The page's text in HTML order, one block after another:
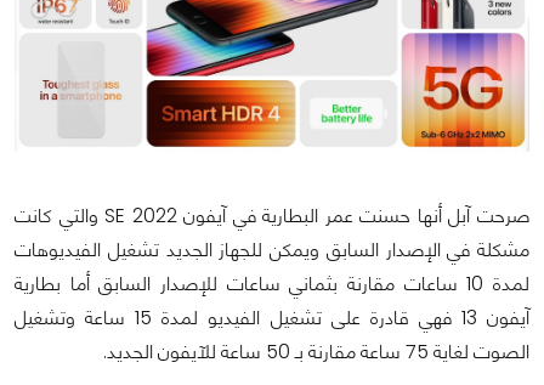
صرحت آبل أنها حسنت عمر البطارية في آيفون 2022 SE والتي كانت
مشكلة في الإصدار السابق ويمكن للجهاز الجديد تشغيل الفيديوهات
لمدة 10 ساعات مقارنة بثماني ساعات للإصدار السابق أما بطارية
آيفون 13 فهي قادرة على تشغيل الفيديو لمدة 15 ساعة وتشغيل
الصوت لغاية 75 ساعة مقارنة بـ 50 ساعة للآيفون الجديد.